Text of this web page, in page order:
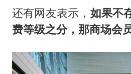
还有网友表示， 如果不
费等级之分，那商场会